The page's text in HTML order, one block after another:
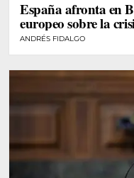
España afronta en
europeo sobre la
ANDRÉS FIDALGO